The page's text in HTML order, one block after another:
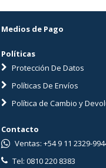
Medios de Pago
Políticas
Protección De Datos
Políticas De Envíos
Política de Cambio y
Contacto
Ventas: +54 9 11 2329-
Tel: 0810 220 8383